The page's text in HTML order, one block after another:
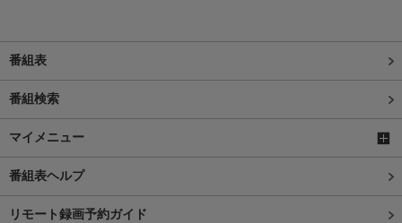
番組表
番組検索
マイメニュー
番組表ヘルプ
リモート録画予約ガイド